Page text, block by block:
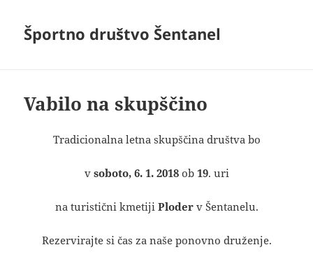
Športno društvo Šentanel
Vabilo na skupščino
Tradicionalna letna skupščina društva bo
v soboto, 6. 1. 2018ob 19. uri
na turistični kmetiji Ploderv Šentanelu.
Rezervirajte si čas za naše ponovno druženje.